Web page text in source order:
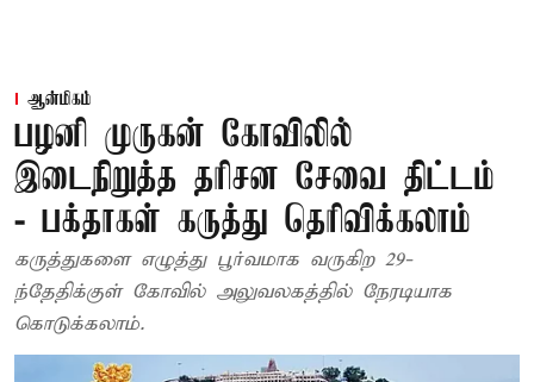
ஆன்மிகம்
பழனி முருகன் கோவிலில்
இடைநிறுத்த தரிசன சேவை திட்டம்
- பக்தாகள் கருத்து தெரிவிக்கலாம்
கருத்துகளை எழுத்து பூர்வமாக வருகிற 29-
ந்தேதிக்குள் கோவில் அலுவலகத்தில் நேரடியாக
கொடுக்கலாம்.